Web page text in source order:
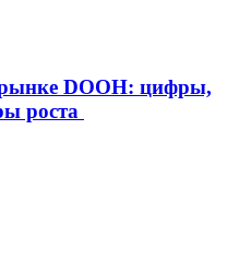
DOOH: цифры,
роста